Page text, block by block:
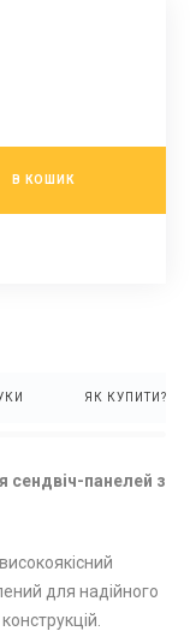
В КОШИК
ЯК КУПИТИ?
сендвіч-панелей з
для надійного